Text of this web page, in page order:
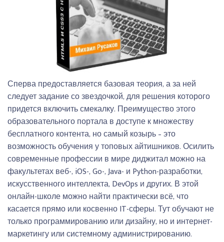
Сперва предоставляется базовая теория, а за ней
следует задание со звездочкой, для решения которого
придется включить смекалку. Преимущество этого
образовательного портала в доступе к множеству
бесплатного контента, но самый козырь – это
возможность обучения у топовых айтишников. Осилить
современные профессии в мире диджитал можно на
факультетах веб-, iOS-, Go-, Java- и Python-разработки,
искусственного интеллекта, DevOps и других. В этой
онлайн-школе можно найти практически всё, что
касается прямо или косвенно IT-сферы. Тут обучают не
только программированию или дизайну, но и интернет-
маркетингу или системному администрированию.